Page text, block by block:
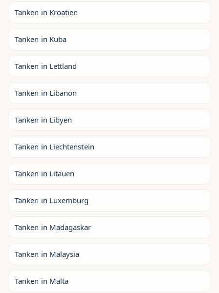
Tanken in Kroatien
Tanken in Kuba
Tanken in Lettland
Tanken in Libanon
Tanken in Libyen
Tanken in Liechtenstein
Tanken in Litauen
Tanken in Luxemburg
Tanken in Madagaskar
Tanken in Malaysia
Tanken in Malta